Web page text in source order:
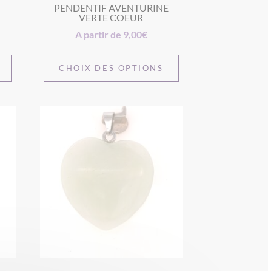
PENDENTIF AVENTURINE
VERTE COEUR
A partir de 9,00€
CHOIX DES OPTIONS